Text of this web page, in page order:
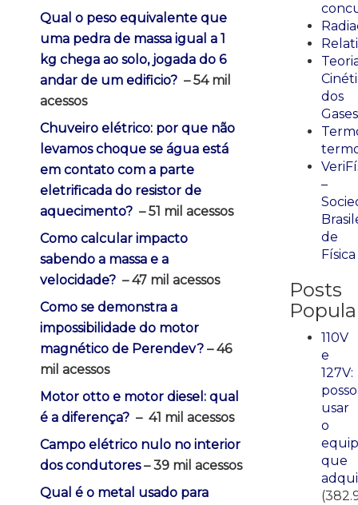
Qual o peso equivalente que
uma pedra de massa igual a 1
kg chega ao solo, jogada do 6
andar de um edificio? – 54 mil
acessos
Chuveiro elétrico: por que não
levamos choque se água está
em contato com a parte
eletrificada do resistor de
aquecimento? – 51 mil acessos
Como calcular impacto
sabendo a massa e a
velocidade? – 47 mil acessos
Como se demonstra a
impossibilidade do motor
magnético de Perendev? – 46
mil acessos
Motor otto e motor diesel: qual
é a diferença? – 41 mil acessos
Campo elétrico nulo no interior
dos condutores– 39 mil acessos
Qual é o metal usado para
dos
Gases
–
de
Física
Posts
110V
e
127V:
posso
usar
o
que